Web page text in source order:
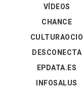
VÍDEOS
CHANCE
CULTURAOCIO
DESCONECTA
EPDATA.ES
INFOSALUS